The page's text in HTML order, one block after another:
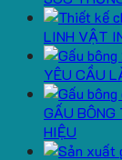
LINH VẬT
YÊU CẦU
GẤU
HIỆU